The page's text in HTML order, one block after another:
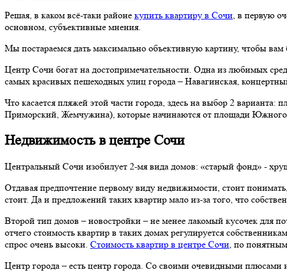
Решая, в каком всё-таки районе купить квартиру в Сочи, в первую
основном, субъективные мнения.
Мы постараемся дать максимально объективную картину, чтобы
Центр Сочи богат на достопримечательности. Одна из любимых
самых красивых пешеходных улиц города – Навагинская,
Что касается пляжей этой части города, здесь на выбор 2
Приморский, Жемчужина), которые начинаются от площади Южного
Недвижимость в центре Сочи
Центральный Сочи изобилует 2-мя вида домов: «старый фонд» -
Отдавая предпочтение первому виду недвижимости, стоит
стоит. Да и предложений таких квартир мало из-за того, что
Второй тип домов – новостройки – не менее лакомый кусочек для
отчего стоимость квартир в таких домах регулируется
спрос очень высоки. Стоимость квартир в центре Сочи , по
Центр города – есть центр города. Со своими очевидными плюсами